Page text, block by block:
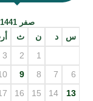
صفر 1441
س د ن ث
1
2
3
6
7
8
9
13
14
15
16